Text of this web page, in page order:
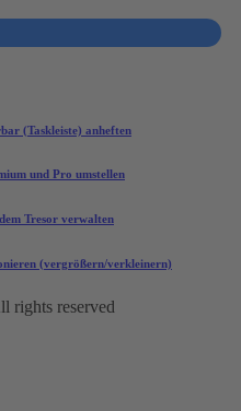
(Taskleiste) anheften
und Pro umstellen
Tresor verwalten
(vergrößern/verkleinern)
rights reserved